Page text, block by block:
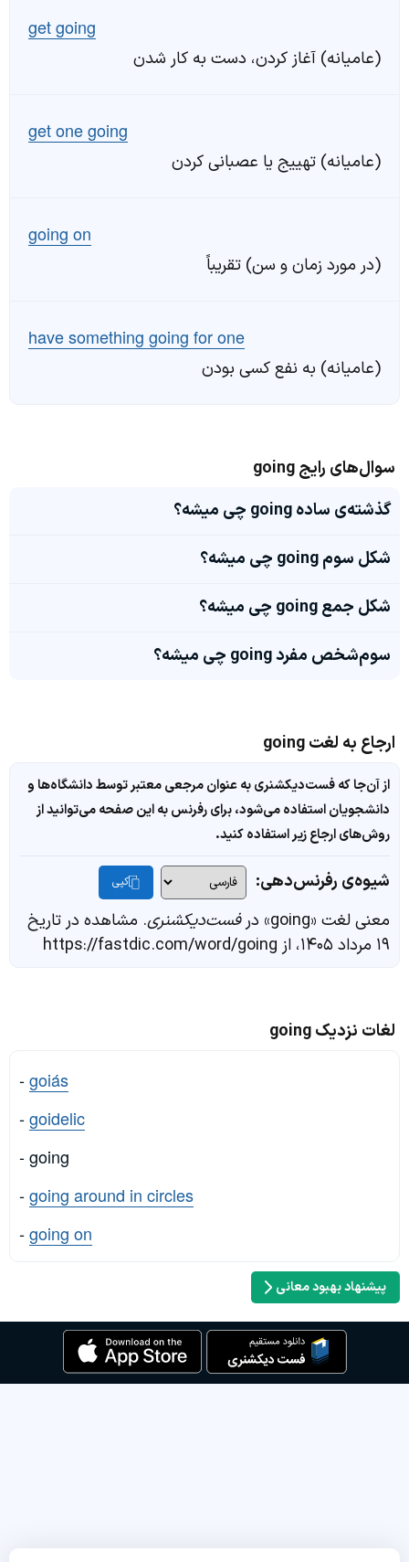
get going
(عامیانه) آغاز کردن، دست به کار شدن
get one going
(عامیانه) تهییج یا عصبانی کردن
going on
(در مورد زمان و سن) تقریباً
have something going for one
(عامیانه) به نفع کسی بودن
سوال‌های رایج going
گذشته‌ی ساده going چی میشه؟
شکل سوم going چی میشه؟
شکل جمع going چی میشه؟
سوم‌شخص مفرد going چی میشه؟
ارجاع به لغت going
از آن‌جا که فست‌دیکشنری به عنوان مرجعی معتبر توسط دانشگاه‌ها و
دانشجویان استفاده می‌شود، برای رفرنس به این صفحه می‌توانید از
روش‌های ارجاع زیر استفاده کنید.
شیوه‌ی رفرنس‌دهی: کپی
معنی لغت «going» در فست‌دیکشنری. مشاهده در تاریخ
۱۹ مرداد ۱۴۰۵، از https://fastdic.com/word/going
لغات نزدیک going
-goiás
-goidelic
- going
-going around in circles
-going on
پیشنهاد بهبود معانی